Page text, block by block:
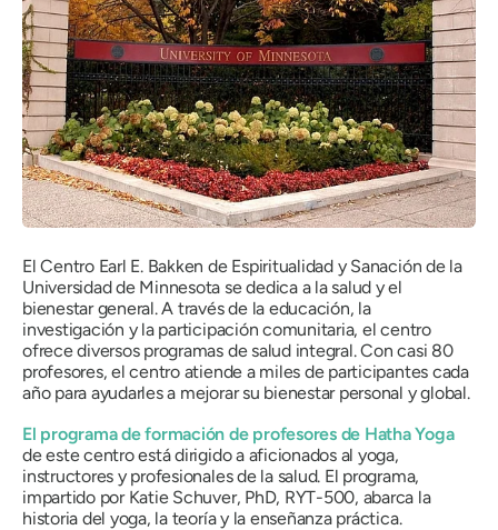
El Centro Earl E. Bakken de Espiritualidad y Sanación de la
Universidad de Minnesota se dedica a la salud y el
bienestar general. A través de la educación, la
investigación y la participación comunitaria, el centro
ofrece diversos programas de salud integral. Con casi 80
profesores, el centro atiende a miles de participantes cada
año para ayudarles a mejorar su bienestar personal y global.
El programa de formación de profesores de Hatha Yoga
de este centro está dirigido a aficionados al yoga,
instructores y profesionales de la salud. El programa,
impartido por Katie Schuver, PhD, RYT-500, abarca la
historia del yoga, la teoría y la enseñanza práctica.